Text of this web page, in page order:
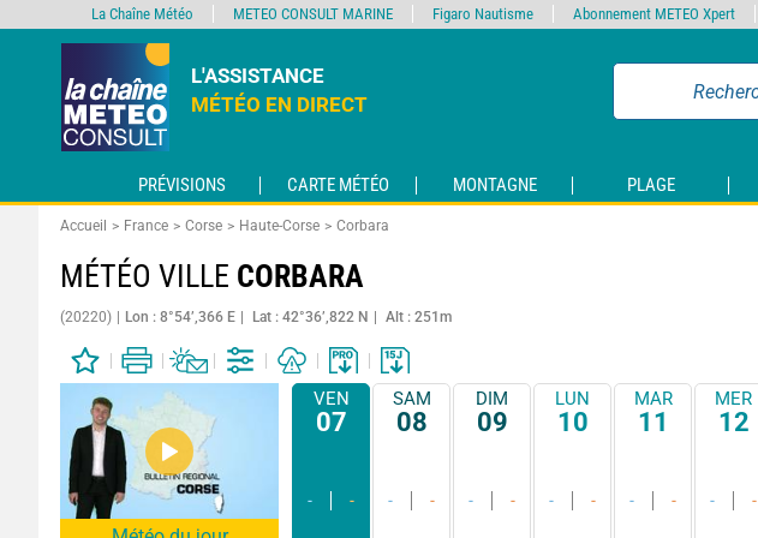
L'ASSISTANCE
MÉTÉO EN DIRECT
PRÉVISIONS CARTE MÉTÉO MONTAGNE PLAGE
Accueil France Corse Haute-Corse Corbara
MÉTÉO VILLE CORBARA
(20220) Lon : 8°54’,366 E Lat : 42°36’,822 N Alt : 251m
VEN
07
- -
SAM
08
- -
DIM
09
- -
LUN
10
- -
MAR
11
- -
MER
12
- -
La Chaîne Météo METEO CONSULT MARINE Figaro Nautisme Abonnement METEO Xpert